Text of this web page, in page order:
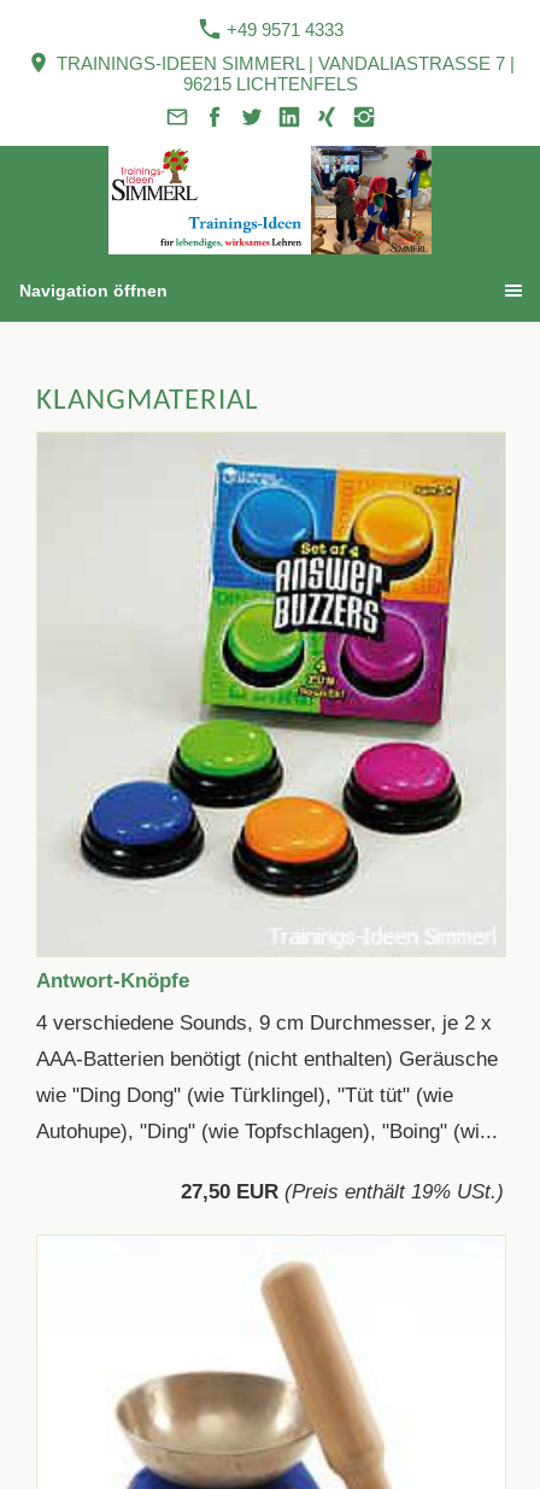
+49 9571 4333
TRAININGS-IDEEN SIMMERL | VANDALIASTRASSE 7 |
96215 LICHTENFELS
Navigation öffnen
KLANGMATERIAL
Antwort-Knöpfe
4 verschiedene Sounds, 9 cm Durchmesser, je 2 x
AAA-Batterien benötigt (nicht enthalten) Geräusche
wie "Ding Dong" (wie Türklingel), "Tüt tüt" (wie
Autohupe), "Ding" (wie Topfschlagen), "Boing" (wi...
27,50 EUR (Preis enthält 19% USt.)